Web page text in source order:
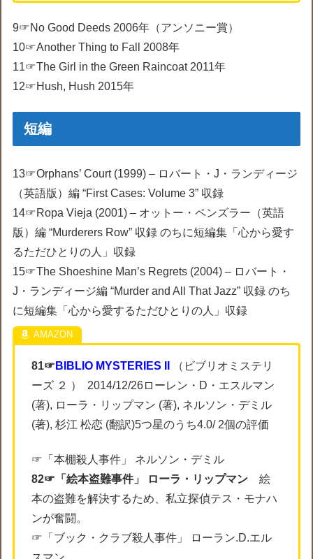
9☞No Good Deeds 2006年（アンソニー賞）
10☞Another Thing to Fall 2008年
11☞The Girl in the Green Raincoat 2011年
12☞Hush, Hush 2015年
短編
13☞Orphans’ Court (1999) – ロバート・J・ランディージ
（英語版）編 “First Cases: Volume 3” 収録
14☞Ropa Vieja (2001) – オットー・ペンズラー（英語
版）編 “Murderers Row” 収録 のちに短編集「心から愛す
るただひとりの人」収録
15☞The Shoeshine Man’s Regrets (2004) – ロバート・
J・ランディージ編 “Murder and All That Jazz” 収録 のち
に短編集「心から愛するただひとりの人」収録
81☞ BIBLIO MYSTERIES II
（ビブリオミステリ
ーズ ２ ） 2014/12/26ローレン・D・エスルマン
(著), ローラ・リップマン (著), ネルソン・デミル
(著), 杉江 松恋 (翻訳)5つ星のうち4.0/ 2個の評価
☞「本棚殺人事件」 ネルソン・デミル
82☞「絵本盗難事件」 ローラ・リップマン 絵
本の盗難を解決するため、私立探偵テス・モナハ
ンが奮闘。
☞「ブック・クラブ殺人事件」 ローラン.D.エル